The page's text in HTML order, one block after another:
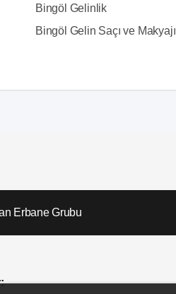
Bingöl Gelinlik
Bingöl Gelin Saçı ve Makyajı
Erbane Grubu